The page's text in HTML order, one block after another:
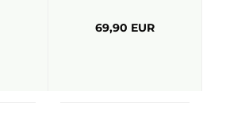
69,90 EUR